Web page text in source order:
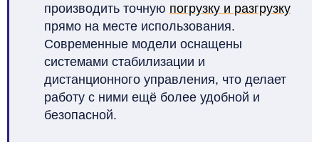
производить точную погрузку и разгрузку
прямо на месте использования.
Современные модели оснащены
системами стабилизации и
дистанционного управления, что делает
работу с ними ещё более удобной и
безопасной.